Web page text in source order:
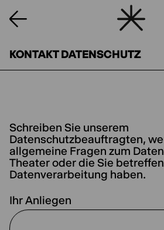
KONTAKT DATENSCHUTZ
Schreiben Sie unserem
Datenschutzbeauftragten,
allgemeine Fragen zum
Theater oder die Sie
Datenverarbeitung haben.
Ihr Anliegen
(optional)